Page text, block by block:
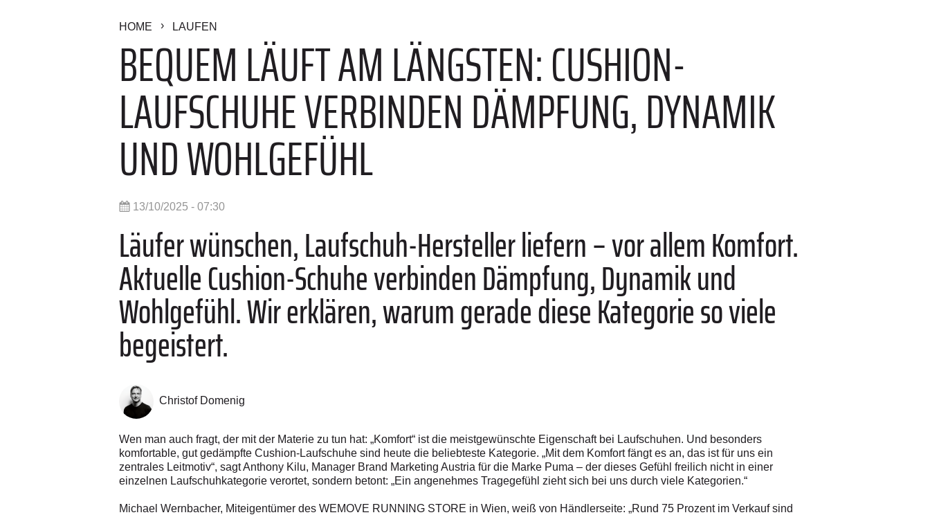
HOME LAUFEN
BEQUEM LÄUFT AM LÄNGSTEN: CUSHION-
LAUFSCHUHE VERBINDEN DÄMPFUNG, DYNAMIK
UND WOHLGEFÜHL
13/10/2025 - 07:30
Läufer wünschen, Laufschuh-Hersteller liefern – vor allem Komfort.
Aktuelle Cushion-Schuhe verbinden Dämpfung, Dynamik und
Wohlgefühl. Wir erklären, warum gerade diese Kategorie so viele
begeistert.
Christof Domenig
Wen man auch fragt, der mit der Materie zu tun hat: „Komfort“ ist die meistgewünschte Eigenschaft bei Laufschuhen. Und besonders
komfortable, gut gedämpfte Cushion-Laufschuhe sind heute die beliebteste Kategorie. „Mit dem Komfort fängt es an, das ist für uns ein
zentrales Leitmotiv“, sagt Anthony Kilu, Manager Brand Marketing Austria für die Marke Puma – der dieses Gefühl freilich nicht in einer
einzelnen Laufschuhkategorie verortet, sondern betont: „Ein angenehmes Tragegefühl zieht sich bei uns durch viele Kategorien.“
Michael Wernbacher, Miteigentümer des WEMOVE RUNNING STORE in Wien, weiß von Händlerseite: „Rund 75 Prozent im Verkauf sind